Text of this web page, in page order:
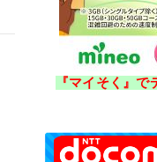
『マイそく』